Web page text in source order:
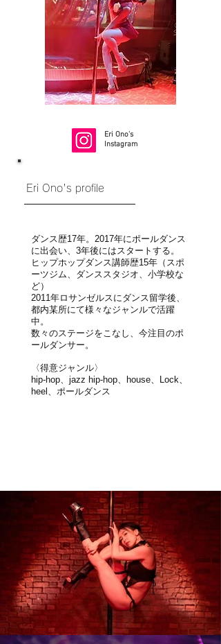
Eri Ono's
Instagram
Eri Ono's profile
ダンス歴17年。2017年にポールダンス
に出会い、3年後にはスタートする。
ヒップホップダンス講師歴15年（スポ
ーツジム、ダンススタジオ、小学校な
ど）
2011年ロサンゼルスにダンス留学後、
都内某所にて様々なジャンルで活躍
中。
数々のステージをこなし、今注目のポ
ールダンサー。
〈得意ジャンル〉
hip-hop、jazz hip-hop、house、Lock、
heel、ポールダンス